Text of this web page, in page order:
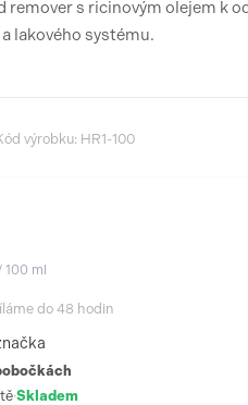
remover s ricinovým olejem k
lakového systému.
výrobku: HR1-100
ml
do 48 hodin
·Skladem